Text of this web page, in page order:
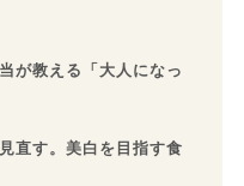
が教える「大人になっ
直す。美白を目指す食